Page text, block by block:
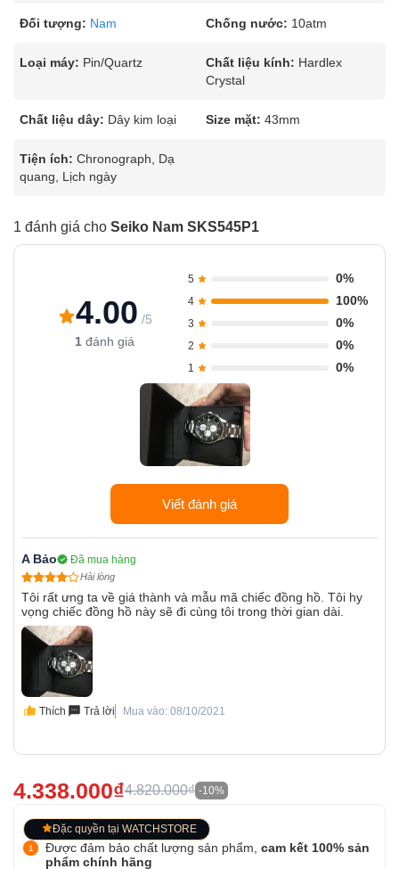
Đối tượng: Nam Chống nước: 10atm
Loại máy: Pin/Quartz Chất liệu kính: Hardlex
Crystal
Chất liệu dây: Dây kim loại Size mặt: 43mm
Tiện ích: Chronograph, Dạ
quang, Lịch ngày
1 đánh giá cho Seiko Nam SKS545P1
4.00 /5
1 đánh giá
5 0%
4 100%
3 0%
2 0%
1 0%
Viết đánh giá
A Bảo Đã mua hàng
Hài lòng
Tôi rất ưng ta về giá thành và mẫu mã chiếc đồng hồ. Tôi hy
vọng chiếc đồng hồ này sẽ đi cùng tôi trong thời gian dài.
Thích Trả lời Mua vào: 08/10/2021
4.338.000₫4.820.000₫ -10%
Đặc quyền tại WATCHSTORE
Được đảm bảo chất lượng sản phẩm, cam kết 100% sản
phẩm chính hãng